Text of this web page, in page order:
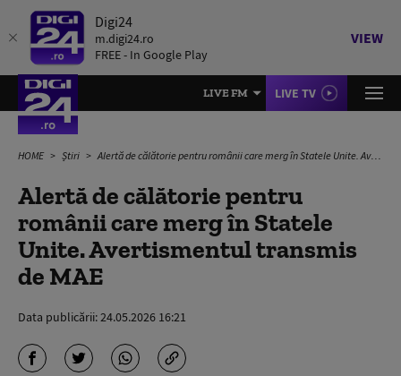
Digi24
m.digi24.ro
FREE - In Google Play
VIEW
LIVE FM LIVE TV
HOME Știri Alertă de călătorie pentru românii care merg în Statele Unite. Avertismentul transmis de MAE
Alertă de călătorie pentru
românii care merg în Statele
Unite. Avertismentul transmis
de MAE
Data publicării:24.05.2026 16:21